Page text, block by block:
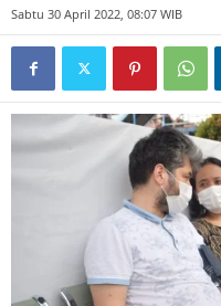
Sabtu 30 April 2022, 08:07 WIB